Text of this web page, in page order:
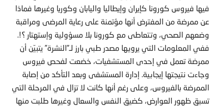
فيها فيروس كورونا كإيران وإيطاليا واليابان وكوريا وغيرها فماذا
عن ممرضة من المفترض أنها مؤتمنة على رعاية المرضى ومراقبة
وضعهم الصحي، وتتعاطى مع كورونا بلا مسؤولية وإستهتار ؟!.
ففي المعلومات التي يرويها مصدر طبي بارز لـ”النشرة” يتبيّن أن
ممرضة تعمل في إحدى المستشفيات، خضعت لفحص فيروس
وجاءت نتيجتها إيجابية. إدارة المستشفى وبعد التأكد من إصابة
الممرضة بالفيروس، وعلى رغم أنها كانت لا تزال في المرحلة التي
تسبق ظهور العوارض، كضيق النفس والسعال وغيرها طلبت منها